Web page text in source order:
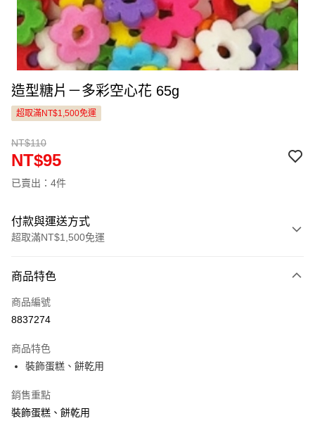
造型糖片－多彩空心花 65g
超取滿NT$1,500免運
NT$110
NT$95
已賣出：4件
付款與運送方式
超取滿NT$1,500免運
信用卡一次付款
LINE Pay
悠遊付
Google Pay
全盈+PAY
商品特色
商品編號
8837274
商品特色
裝飾蛋糕、餅乾用
銷售重點
裝飾蛋糕、餅乾用